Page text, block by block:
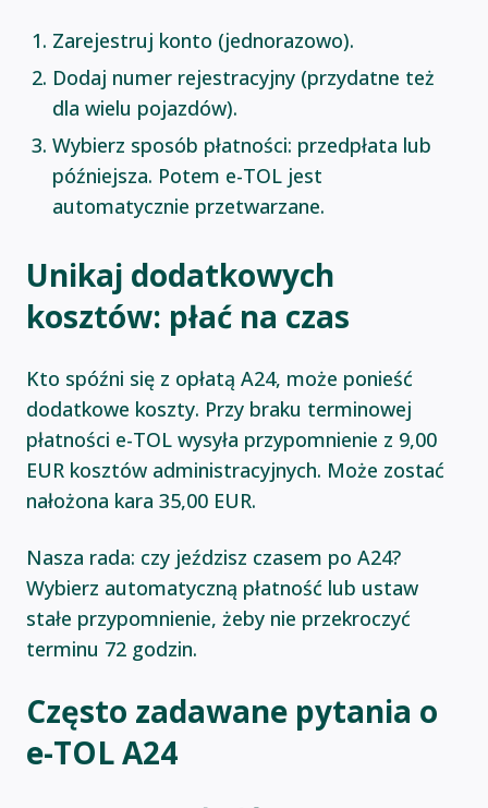
Zarejestruj konto (jednorazowo).
Dodaj numer rejestracyjny (przydatne też
dla wielu pojazdów).
Wybierz sposób płatności: przedpłata lub
późniejsza. Potem e-TOL jest
automatycznie przetwarzane.
Unikaj dodatkowych
kosztów: płać na czas
Kto spóźni się z opłatą A24, może ponieść
dodatkowe koszty. Przy braku terminowej
płatności e-TOL wysyła przypomnienie z 9,00
EUR kosztów administracyjnych. Może zostać
nałożona kara 35,00 EUR.
Nasza rada: czy jeździsz czasem po A24?
Wybierz automatyczną płatność lub ustaw
stałe przypomnienie, żeby nie przekroczyć
terminu 72 godzin.
Często zadawane pytania o
e-TOL A24